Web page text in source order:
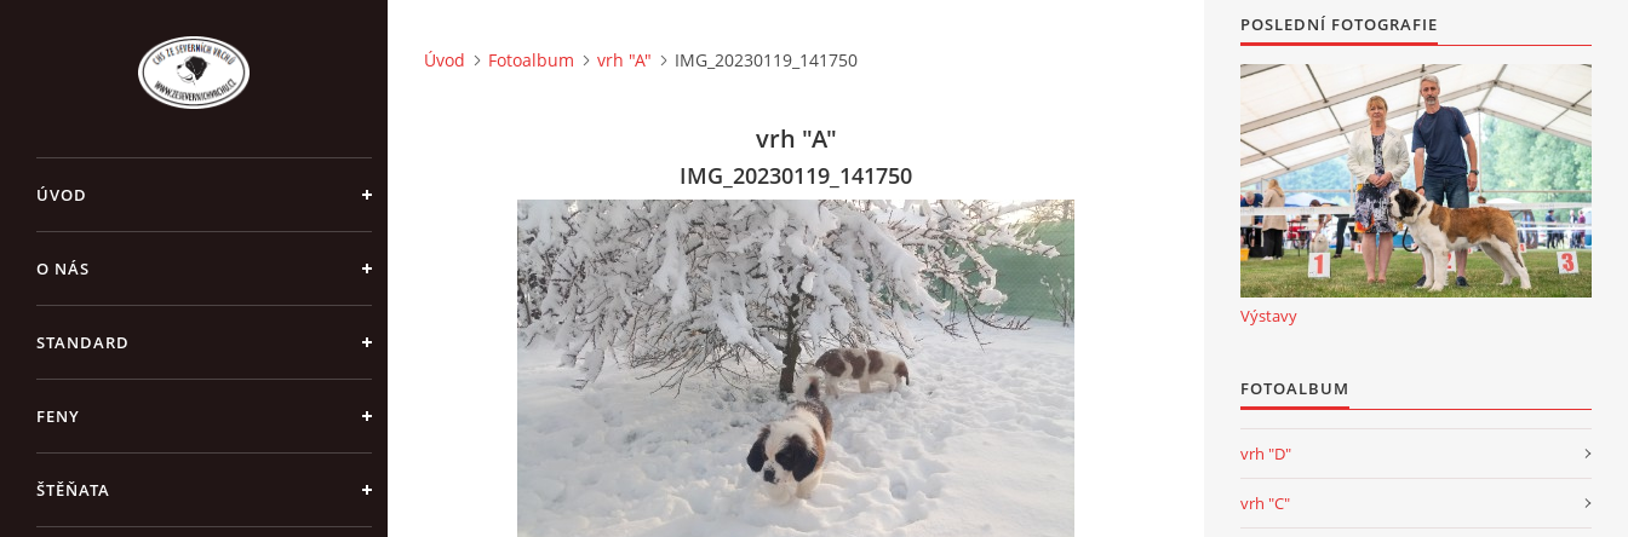
ÚVOD
O NÁS
STANDARD
FENY
ŠTĚŇATA
Úvod Fotoalbum vrh "A" IMG_20230119_141750
vrh "A"
IMG_20230119_141750
POSLEDNÍ FOTOGRAFIE
Výstavy
FOTOALBUM
vrh "D"
vrh "C"